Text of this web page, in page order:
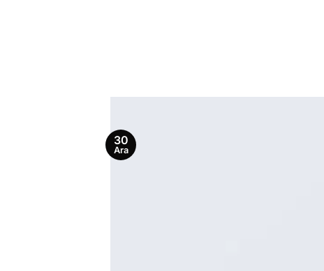
30
Ara